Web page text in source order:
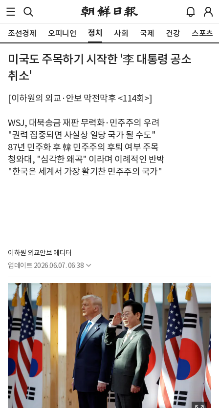
조선경제 오피니언 정치 사회 국제 건강 스포츠
미국도 주목하기 시작한 '李 대통령 공소
취소'
[이하원의 외교·안보 막전막후 <114회>]
WSJ, 대북송금 재판 무력화·민주주의 우려
"권력 집중되면 사실상 일당 국가 될 수도"
87년 민주화 후 韓 민주주의 후퇴 여부 주목
청와대, "심각한 왜곡" 이라며 이례적인 반박
"한국은 세계서 가장 활기찬 민주주의 국가"
이하원 외교안보 에디터
업데이트 2026.06.07. 06:38